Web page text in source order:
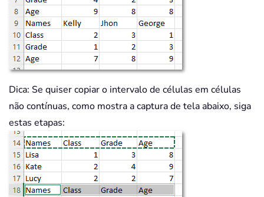
Dica: Se quiser copiar o intervalo de células em células
não contínuas, como mostra a captura de tela abaixo, siga
estas etapas: